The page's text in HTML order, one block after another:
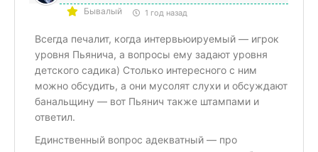
Бывалый 1 год назад
Всегда печалит, когда интервьюируемый — игрок
уровня Пьянича, а вопросы ему задают уровня
детского садика) Столько интересного с ним
можно обсудить, а они мусолят слухи и обсуждают
банальщину — вот Пьянич также штампами и
ответил.
Единственный вопрос адекватный — про